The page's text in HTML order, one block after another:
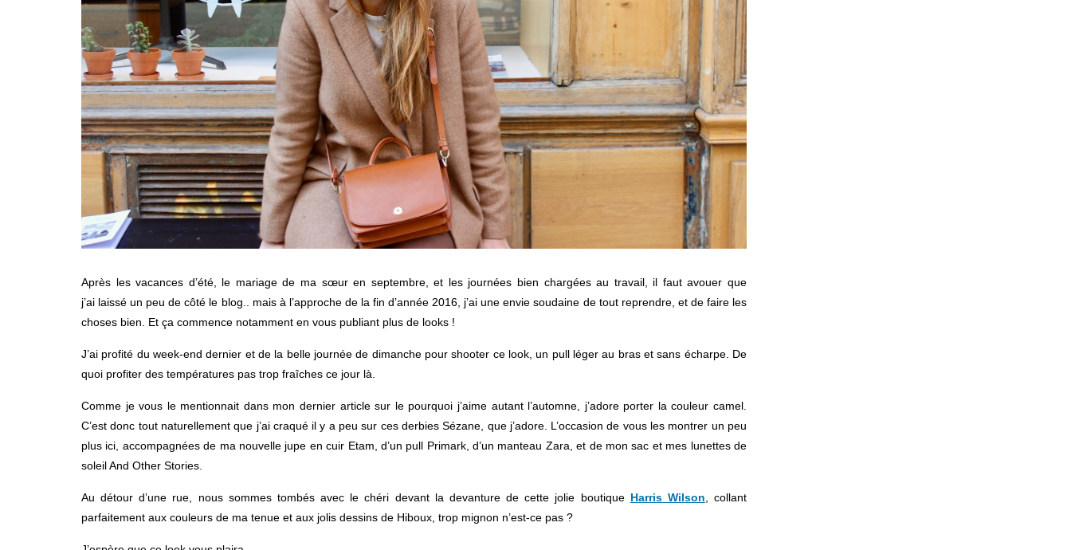
Après les vacances d’été, le mariage de ma sœur en septembre, et les journées bien chargées au travail, il faut avouer que
j’ai laissé un peu de côté le blog.. mais à l’approche de la fin d’année 2016, j’ai une envie soudaine de tout reprendre, et de faire les
choses bien. Et ça commence notamment en vous publiant plus de looks !
J’ai profité du week-end dernier et de la belle journée de dimanche pour shooter ce look, un pull léger au bras et sans écharpe. De
quoi profiter des températures pas trop fraîches ce jour là.
Comme je vous le mentionnait dans mon dernier article sur le pourquoi j’aime autant l’automne, j’adore porter la couleur camel.
C’est donc tout naturellement que j’ai craqué il y a peu sur ces derbies Sézane, que j’adore. L’occasion de vous les montrer un peu
plus ici, accompagnées de ma nouvelle jupe en cuir Etam, d’un pull Primark, d’un manteau Zara, et de mon sac et mes lunettes de
soleil And Other Stories.
Au détour d’une rue, nous sommes tombés avec le chéri devant la devanture de cette jolie boutique Harris Wilson , collant
parfaitement aux couleurs de ma tenue et aux jolis dessins de Hiboux, trop mignon n’est-ce pas ?